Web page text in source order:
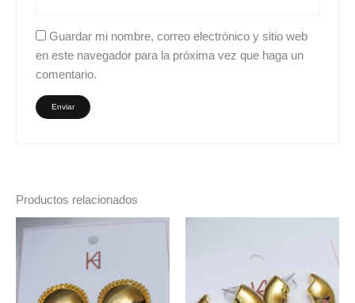
Guardar mi nombre, correo electrónico y sitio web
en este navegador para la próxima vez que haga un
comentario.
Productos relacionados